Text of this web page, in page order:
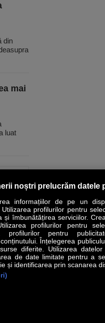
din
mai
luat
MEET THE CEO LIFESTYLE
Servicii
noștri prelucrăm datele
informațiilor de pe un
profilurilor pentru
și îmbunătățirea serviciilor.
profilurilor pentru
profilurilor pentru
Înțelegerea
diferite. Utilizarea
de date limitate pentru a
și identificarea prin scanarea